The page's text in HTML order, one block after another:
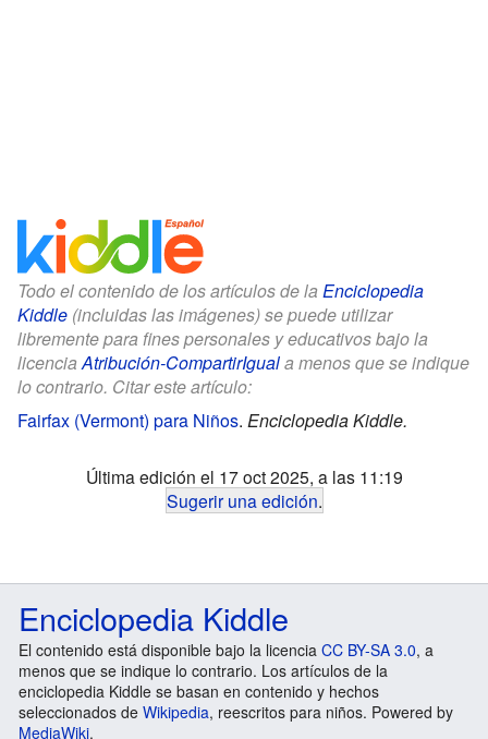
Todo el contenido de los artículos de la Enciclopedia
Kiddle (incluidas las imágenes) se puede utilizar
libremente para fines personales y educativos bajo la
licenciaAtribución-CompartirIguala menos que se indique
lo contrario. Citar este artículo:
Fairfax (Vermont) para Niños. Enciclopedia Kiddle.
Última edición el 17 oct 2025, a las 11:19
Sugerir una edición.
Enciclopedia Kiddle
El contenido está disponible bajo la licencia CC BY-SA 3.0, a
menos que se indique lo contrario. Los artículos de la
enciclopedia Kiddle se basan en contenido y hechos
seleccionados de Wikipedia, reescritos para niños. Powered by
MediaWiki.